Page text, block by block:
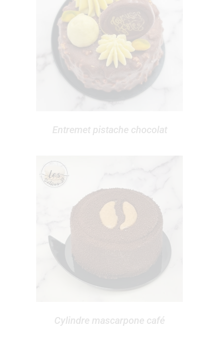
Entremet pistache chocolat
Cylindre mascarpone café